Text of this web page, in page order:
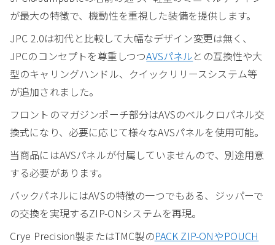
が最大の特徴で、機動性を重視した装備を提供します。
JPC 2.0は初代と比較して大幅なデザイン変更は無く、
JPCのコンセプトを尊重しつつAVSパネルとの互換性や大
型のキャリングハンドル、クイックリリースシステム等
が追加されました。
フロントのマガジンポーチ部分はAVSのベルクロパネル交
換式になり、必要に応じて様々なAVSパネルを使用可能。
当商品にはAVSパネルが付属していませんので、別途用意
する必要があります。
バックパネルにはAVSの特徴の一つでもある、ジッパーで
の交換を実現するZIP-ONシステムを再現。
Crye Precision製またはTMC製のPACK ZIP-ONやPOUCH